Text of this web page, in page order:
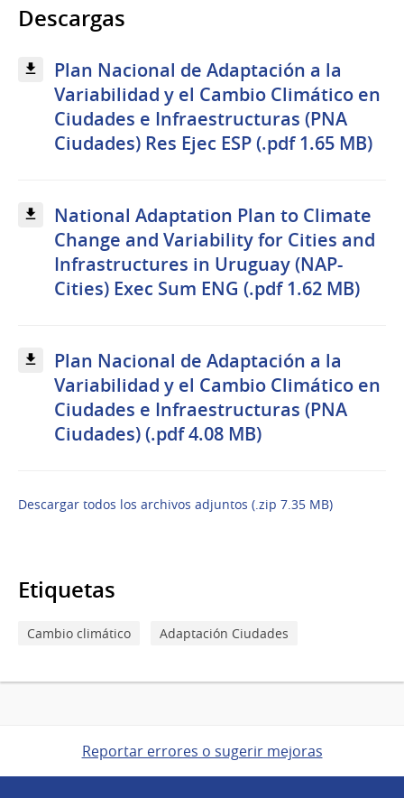
Descargas
Plan Nacional de Adaptación a la
Variabilidad y el Cambio Climático en
Ciudades e Infraestructuras (PNA
Ciudades) Res Ejec ESP (.pdf 1.65 MB)
National Adaptation Plan to Climate
Change and Variability for Cities and
Infrastructures in Uruguay (NAP-
Cities) Exec Sum ENG (.pdf 1.62 MB)
Plan Nacional de Adaptación a la
Variabilidad y el Cambio Climático en
Ciudades e Infraestructuras (PNA
Ciudades) (.pdf 4.08 MB)
Descargar todos los archivos adjuntos (.zip 7.35 MB)
Etiquetas
Cambio climático Adaptación Ciudades
Reportar errores o sugerir mejoras